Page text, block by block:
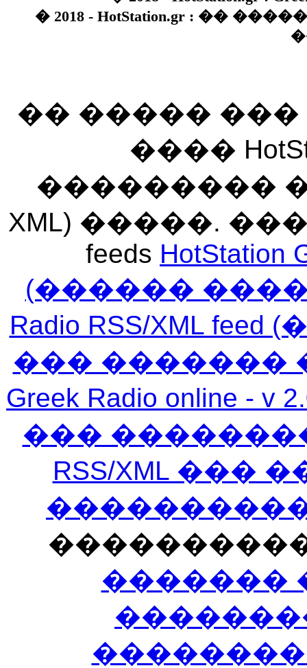
� 2018 - HotStation.gr : ��
�� �����
����
��������� ���
XML) �����.
feeds HotStation
(������
Radio RSS/XML
��� �������
Greek Radio
���
RSS/XML
�������